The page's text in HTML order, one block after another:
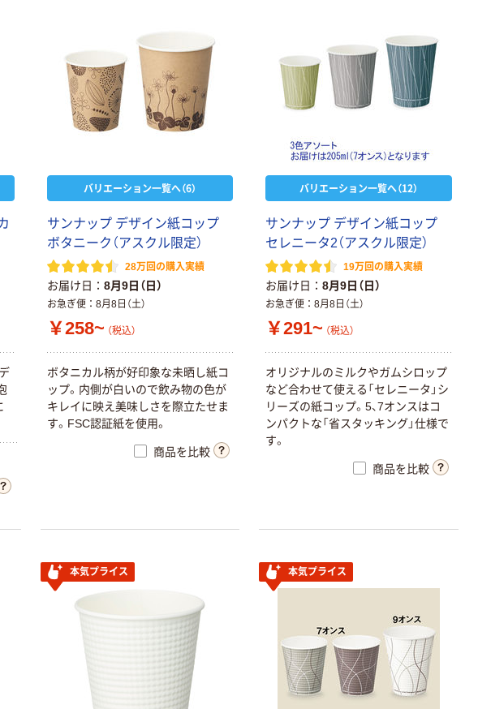
バリエーション一覧へ（6）
サンナップ デザイン紙コップ
ボタニーク（アスクル限定）
28万回の購入実績
お届け日 8月9日（日）
お急ぎ便 8月8日（土）
￥258~ （税込）
ボタニカル柄が好印象な未晒し紙コ
ップ。内側が白いので飲み物の色が
キレイに映え美味しさを際立たせま
す。FSC認証紙を使用。
商品を比較
バリエーション一覧へ（12）
サンナップ デザイン紙コップ
セレニータ2（アスクル限定）
19万回の購入実績
お届け日 8月9日（日）
お急ぎ便 8月8日（土）
￥291~ （税込）
オリジナルのミルクやガムシロップ
など合わせて使える「セレニータ」シ
リーズの紙コップ。5、7オンスはコ
ンパクトな「省スタッキング」仕様で
す。
商品を比較
本気プライス 本気プライス